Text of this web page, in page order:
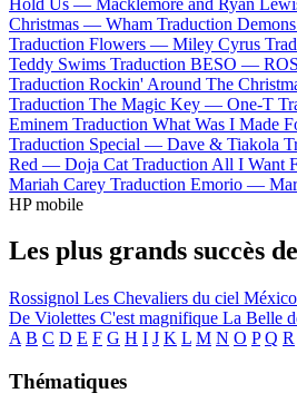
Christmas — Wham Traduction
Traduction Flowers — Miley Cyrus
Teddy Swims Traduction BESO —
Traduction Rockin' Around The
Traduction The Magic Key — One-T
Eminem Traduction What Was I Made
Traduction Special — Dave & Tiakola
Red — Doja Cat Traduction All I Want
Mariah Carey Traduction Emorio —
HP mobile
Les plus grands succès
Rossignol Les Chevaliers du ciel México
De Violettes C'est magnifique La Belle
A B C D E F G H I J K L M N O P Q R
Thématiques